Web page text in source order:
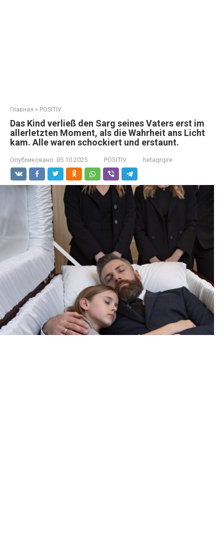
Главная » POSITIV
Das Kind verließ den Sarg seines Vaters erst im
allerletzten Moment, als die Wahrheit ans Licht
kam. Alle waren schockiert und erstaunt.
Опубликовано: 05.10.2025 POSITIV hetaqrqire